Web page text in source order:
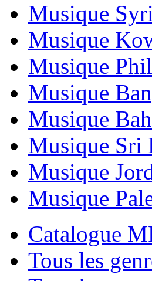
Catalogue
Tous les